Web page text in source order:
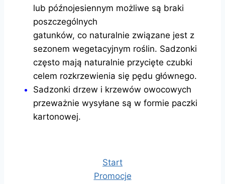
lub późnojesiennym możliwe są braki
poszczególnych
gatunków, co naturalnie związane jest z
sezonem wegetacyjnym roślin. Sadzonki
często mają naturalnie przycięte czubki
celem rozkrzewienia się pędu głównego.
Sadzonki drzew i krzewów owocowych
przeważnie wysyłane są w formie paczki
kartonowej.
Start
Promocje